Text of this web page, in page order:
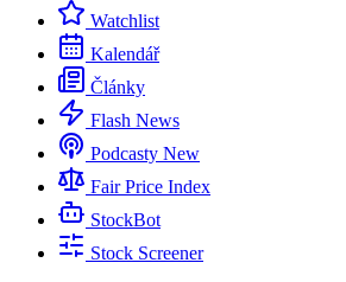
Watchlist
Kalendář
Články
Flash News
Podcasty New
Fair Price Index
StockBot
Stock Screener